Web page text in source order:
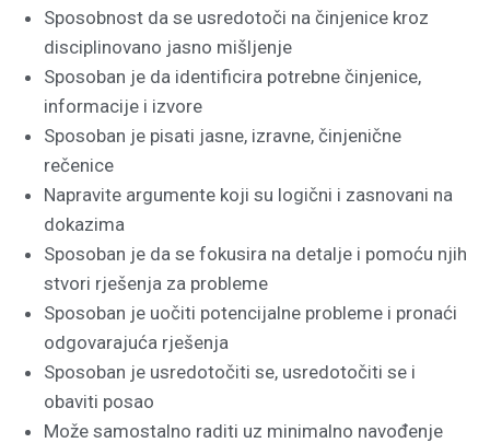
Sposobnost da se usredotoči na činjenice kroz
disciplinovano jasno mišljenje
Sposoban je da identificira potrebne činjenice,
informacije i izvore
Sposoban je pisati jasne, izravne, činjenične
rečenice
Napravite argumente koji su logični i zasnovani na
dokazima
Sposoban je da se fokusira na detalje i pomoću njih
stvori rješenja za probleme
Sposoban je uočiti potencijalne probleme i pronaći
odgovarajuća rješenja
Sposoban je usredotočiti se, usredotočiti se i
obaviti posao
Može samostalno raditi uz minimalno navođenje